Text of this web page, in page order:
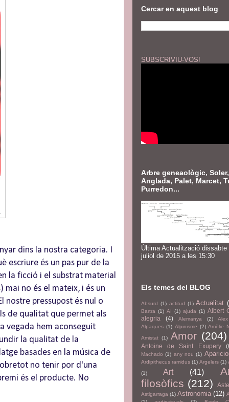
dins la nostra categoria. I
escriure és un pas pur de la
la ficció i el substrat material
mai no és el mateix, i és un
nostre pressupost és nul o
de qualitat que permet als
vegada hem aconseguit
la qualitat de la
basades en la música de
no tenir por d'una
és el producte. No
Cercar en aquest blog
SUBSCRIVIU-VOS!
Arbre geneaològic, Soler,
Anglada, Palet, Marcet,
Purredon...
Última Actualització dissabte
juliol de 2015 a les 15:30
Els temes del BLOG
Absurd (1) actitud (1) Actualitat
Bartra (1) AI (1) ajuda (1) Albert
alegria
(4) Alemanya (2)
Alpaques (1) Alpinisme (2) Amèlie
Amistat (1) Amor (204)
Antoine de Saint Exupery
Machado (1) any nou (1)
Ardipithecus ramidus (1) Argelers (1)
(1)
Art (41)
filosòfics (212)
Astigarraga (1) Astronomia (12)